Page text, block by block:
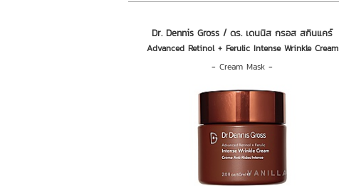
Dr. Dennis Gross / ดร. เดนนิส กรอส สกินแคร์
Advanced Retinol + Ferulic Intense Wrinkle Cream
- Cream Mask -